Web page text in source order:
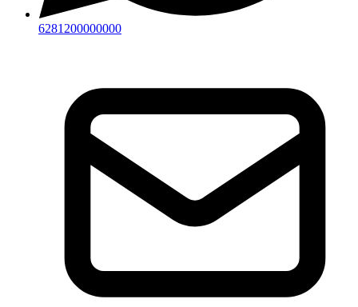
6281200000000